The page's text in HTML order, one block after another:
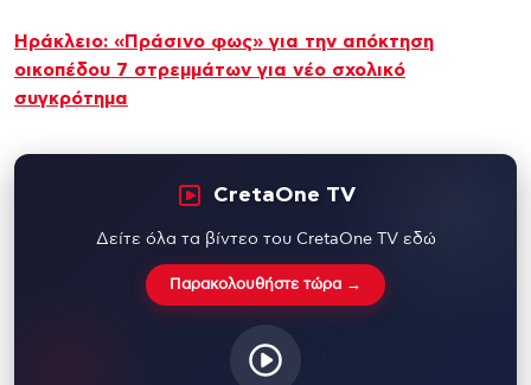
Ηράκλειο: «Πράσινο φως» για την απόκτηση
οικοπέδου 7 στρεμμάτων για νέο σχολικό
συγκρότημα
CretaOne TV
Δείτε όλα τα βίντεο του CretaOne TV εδώ
Παρακολουθήστε τώρα →